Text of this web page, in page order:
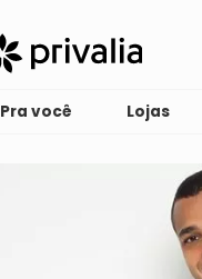
Pra você Lojas